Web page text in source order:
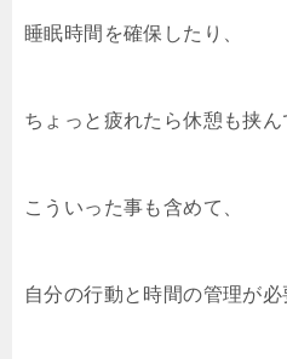
睡眠時間を確保したり、
ちょっと疲れたら休憩も挟ん
こういった事も含めて、
自分の行動と時間の管理が必